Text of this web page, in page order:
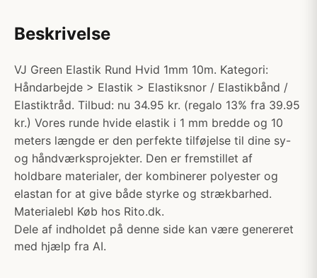
Beskrivelse
VJ Green Elastik Rund Hvid 1mm 10m. Kategori:
Håndarbejde > Elastik > Elastiksnor / Elastikbånd /
Elastiktråd. Tilbud: nu 34.95 kr. (regalo 13% fra 39.95
kr.) Vores runde hvide elastik i 1 mm bredde og 10
meters længde er den perfekte tilføjelse til dine sy-
og håndværksprojekter. Den er fremstillet af
holdbare materialer, der kombinerer polyester og
elastan for at give både styrke og strækbarhed.
Materialebl Køb hos Rito.dk.
Dele af indholdet på denne side kan være genereret
med hjælp fra AI.